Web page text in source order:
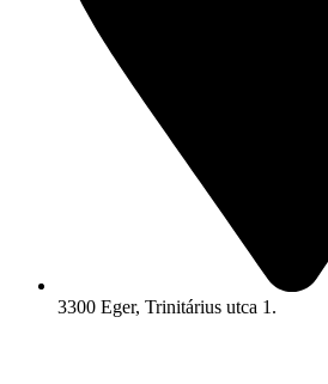
3300 Eger, Trinitárius utca 1.